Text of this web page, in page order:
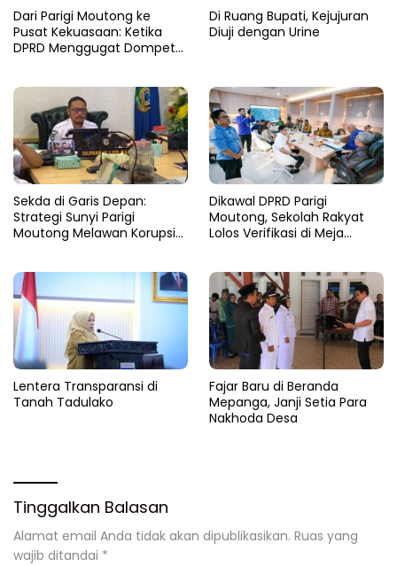
Dari Parigi Moutong ke
Pusat Kekuasaan: Ketika
DPRD Menggugat Dompet
Di Ruang Bupati, Kejujuran
Diuji dengan Urine
Sekda di Garis Depan:
Strategi Sunyi Parigi
Moutong Melawan Korupsi
Dikawal DPRD Parigi
Moutong, Sekolah Rakyat
Lolos Verifikasi di Meja
Lentera Transparansi di
Tanah Tadulako
Fajar Baru di Beranda
Mepanga, Janji Setia Para
Nakhoda Desa
Tinggalkan Balasan
Alamat email Anda tidak akan dipublikasikan. Ruas yang
wajib ditandai *